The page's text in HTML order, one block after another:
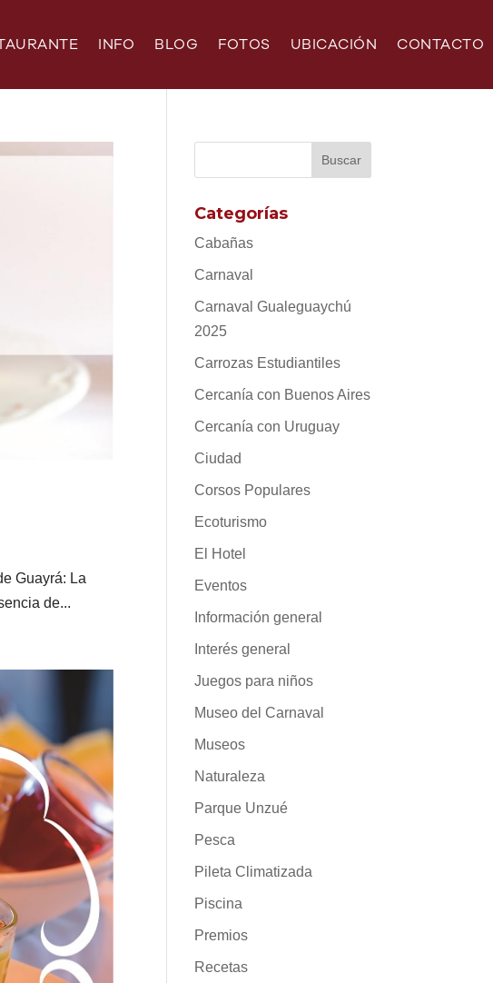
INFO BLOG FOTOS UBICACIÓN CONTACTO
Guayrá: La
de...
Categorías
Cabañas
Carnaval
Carnaval Gualeguaychú
2025
Carrozas Estudiantiles
Cercanía con Buenos Aires
Cercanía con Uruguay
Ciudad
Corsos Populares
Ecoturismo
El Hotel
Eventos
Información general
Interés general
Juegos para niños
Museo del Carnaval
Museos
Naturaleza
Parque Unzué
Pesca
Pileta Climatizada
Piscina
Premios
Recetas